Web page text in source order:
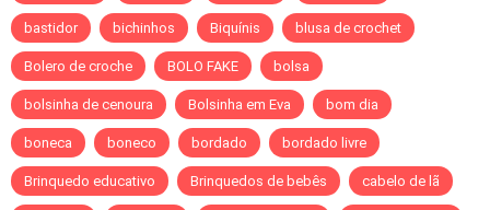
bastidor bichinhos Biquínis blusa de crochet
Bolero de croche BOLO FAKE bolsa
bolsinha de cenoura Bolsinha em Eva bom dia
boneca boneco bordado bordado livre
Brinquedo educativo Brinquedos de bebês cabelo de lã